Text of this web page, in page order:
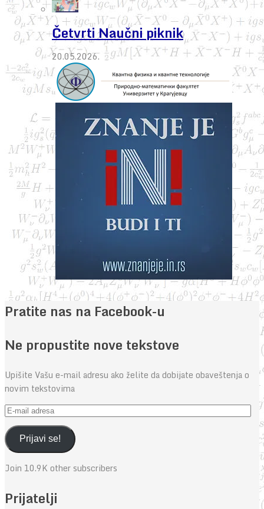
Četvrti Naučni piknik
20.05.2026.
Pratite nas na Facebook-u
Ne propustite nove tekstove
Upišite Vašu e-mail adresu ako želite da dobijate obaveštenja o
novim tekstovima
E-
mail
adresaPrijavi se!
Join 10.9K other subscribers
Prijatelji